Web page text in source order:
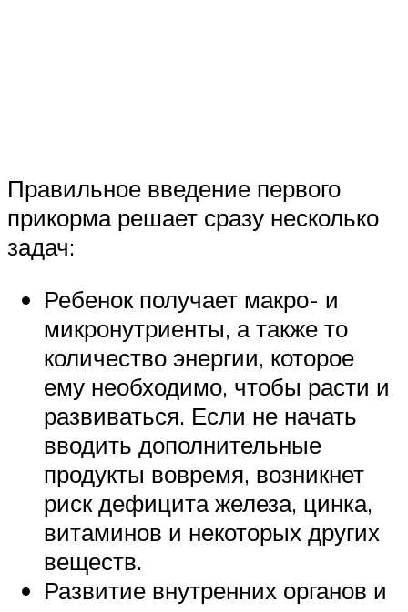
Правильное введение первого
прикорма решает сразу несколько
задач:
Ребенок получает макро- и
микронутриенты, а также то
количество энергии, которое
ему необходимо, чтобы расти и
развиваться. Если не начать
вводить дополнительные
продукты вовремя, возникнет
риск дефицита железа, цинка,
витаминов и некоторых других
веществ.
Развитие внутренних органов и